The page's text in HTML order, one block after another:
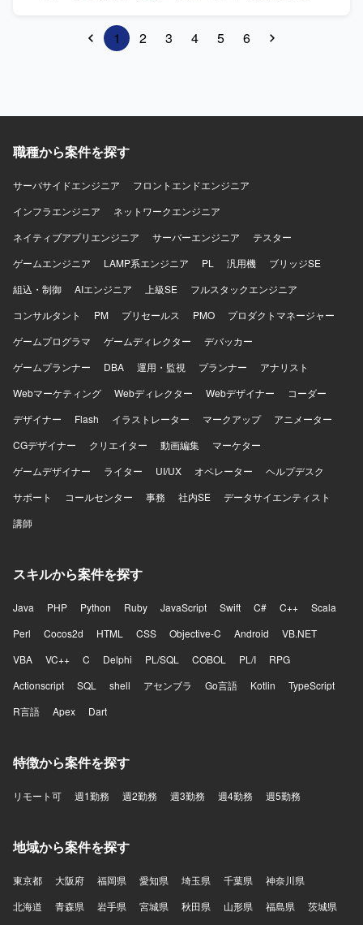
てMVVM(Model-View-ViewModel)パターンを採用した構成
となります。
SQLServer を用いたデータ処理・調査・改修を行います。
仕様調整や課題対応など、関係者とのコミュニケーション
を伴う開発業務を担当していただきます。 【求める人物
の魅力】 業務パッケージの改修を通じて、アプリケーショ
様調整や課題対応にも関わることで、上流工程の経験を積
用いたアプリケーション開発環境となります。
1 2 3 4 5 6
職種から案件を探す
サーバサイドエンジニア
フロントエンドエンジニア
インフラエンジニア
ネットワークエンジニア
ネイティブアプリエンジニア
サーバーエンジニア
テスター
ゲームエンジニア
LAMP系エンジニア PL 汎用機
ブリッジSE
組込・制御
AIエンジニア 上級SE
フルスタックエンジニア
コンサルタント
PM プリセールス PMO
プロダクトマネージャー
ゲームプログラマ
ゲームディレクター
デバッカー
ゲームプランナー
DBA 運用・監視 プランナー
アナリスト
Webマーケティング
Webディレクター Webデザイナー
コーダー
デザイナー
Flash イラストレーター マークアップ
アニメーター
CGデザイナー
クリエイター 動画編集
マーケター
ゲームデザイナー
ライター UI/UX オペレーター
ヘルプデスク
サポート
コールセンター 事務 社内SE
データサイエンティスト
講師
スキルから案件を探す
Java PHP Python Ruby JavaScript Swift C# C++
Scala
Perl
Cocos2d HTML CSS Objective-C Android
VB.NET
VBA
VC++ C Delphi PL/SQL COBOL PL/I
RPG
Actionscript
SQL shell アセンブラ Go言語 Kotlin
TypeScript
R言語
Apex Dart
特徴から案件を探す
リモート可 週1勤務 週2勤務 週3勤務 週4勤務 週5勤務
地域から案件を探す
東京都 大阪府 福岡県 愛知県 埼玉県 千葉県
神奈川県
北海道
青森県 岩手県 宮城県 秋田県 山形県 福島県 茨城県